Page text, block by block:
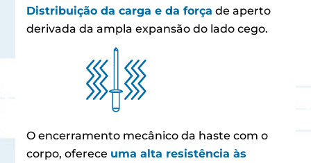
Distribuição da carga e da força de aperto
derivada da ampla expansão do lado cego.
O encerramento mecânico da haste com o
corpo, oferece uma alta resistência às